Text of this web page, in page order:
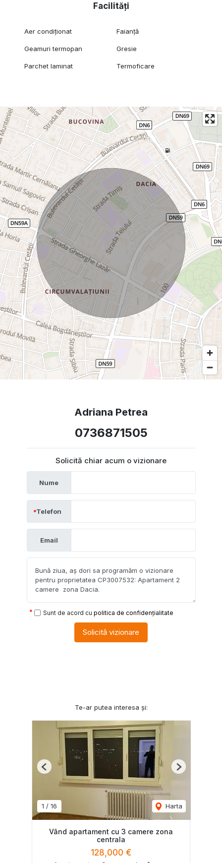
Facilități
Aer condiționat Faianță
Geamuri termopan Gresie
Parchet laminat Termoficare
Adriana Petrea
0736871505
Solicită chiar acum o vizionare
Nume
Telefon
Email
Sunt de acord cu politica de confidențialitate
Solicită vizionare
Te-ar putea interesa și:
1 / 16 Harta
Previous Next
Vând apartament cu 3 camere zona
centrala
128,000 €